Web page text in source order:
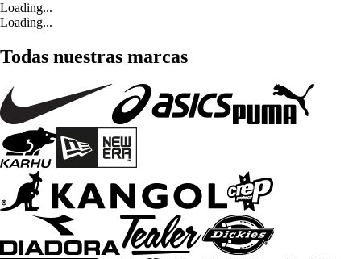
Loading...
Loading...
Todas nuestras marcas